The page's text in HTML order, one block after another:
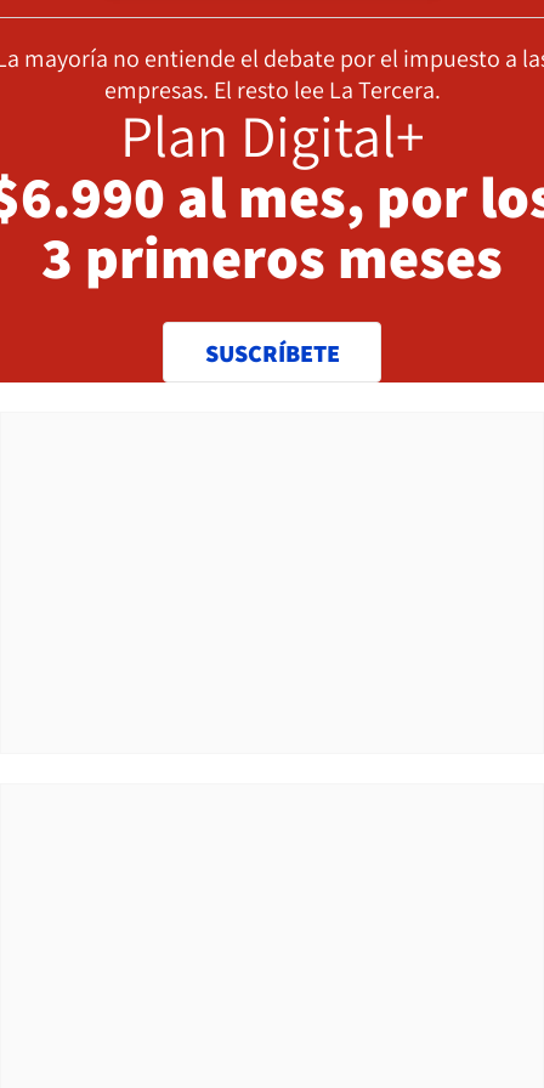
mayoría no entiende el debate por el impuesto a
empresas. El resto lee La Tercera.
Plan Digital+
al mes, por
3 primeros meses
SUSCRÍBETE